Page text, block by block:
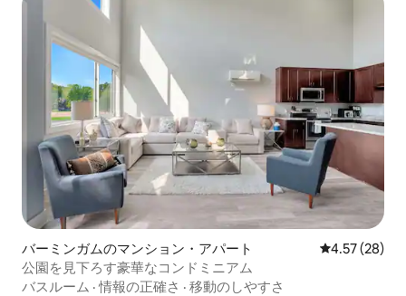
バーミンガムのマンション・アパート レビュー28
4.57 (28)
公園を見下ろす豪華なコンドミニアム
バスルーム ·情報の正確さ · 移動のしやすさ